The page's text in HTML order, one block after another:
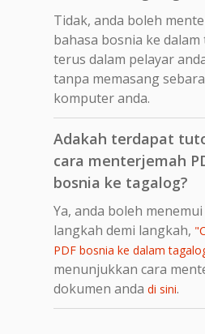
Tidak, anda boleh
bahasa bosnia ke
terus dalam pelayar
tanpa memasang
komputer anda.
Adakah terdapat
cara menterjemah
bosnia ke tagalog?
Ya, anda boleh
langkah demi langkah,
PDF bosnia ke dalam
menunjukkan cara
dokumen anda di sini.